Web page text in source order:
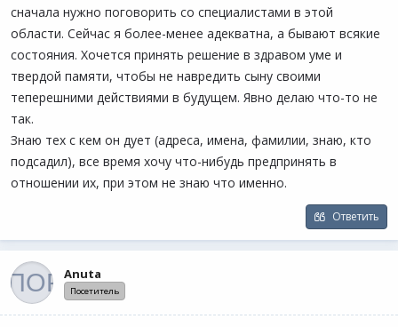
сначала нужно поговорить со специалистами в этой
области. Сейчас я более-менее адекватна, а бывают всякие
состояния. Хочется принять решение в здравом уме и
твердой памяти, чтобы не навредить сыну своими
теперешними действиями в будущем. Явно делаю что-то не
так.
Знаю тех с кем он дует (адреса, имена, фамилии, знаю, кто
подсадил), все время хочу что-нибудь предпринять в
отношении их, при этом не знаю что именно.
Ответить
Anuta
Посетитель